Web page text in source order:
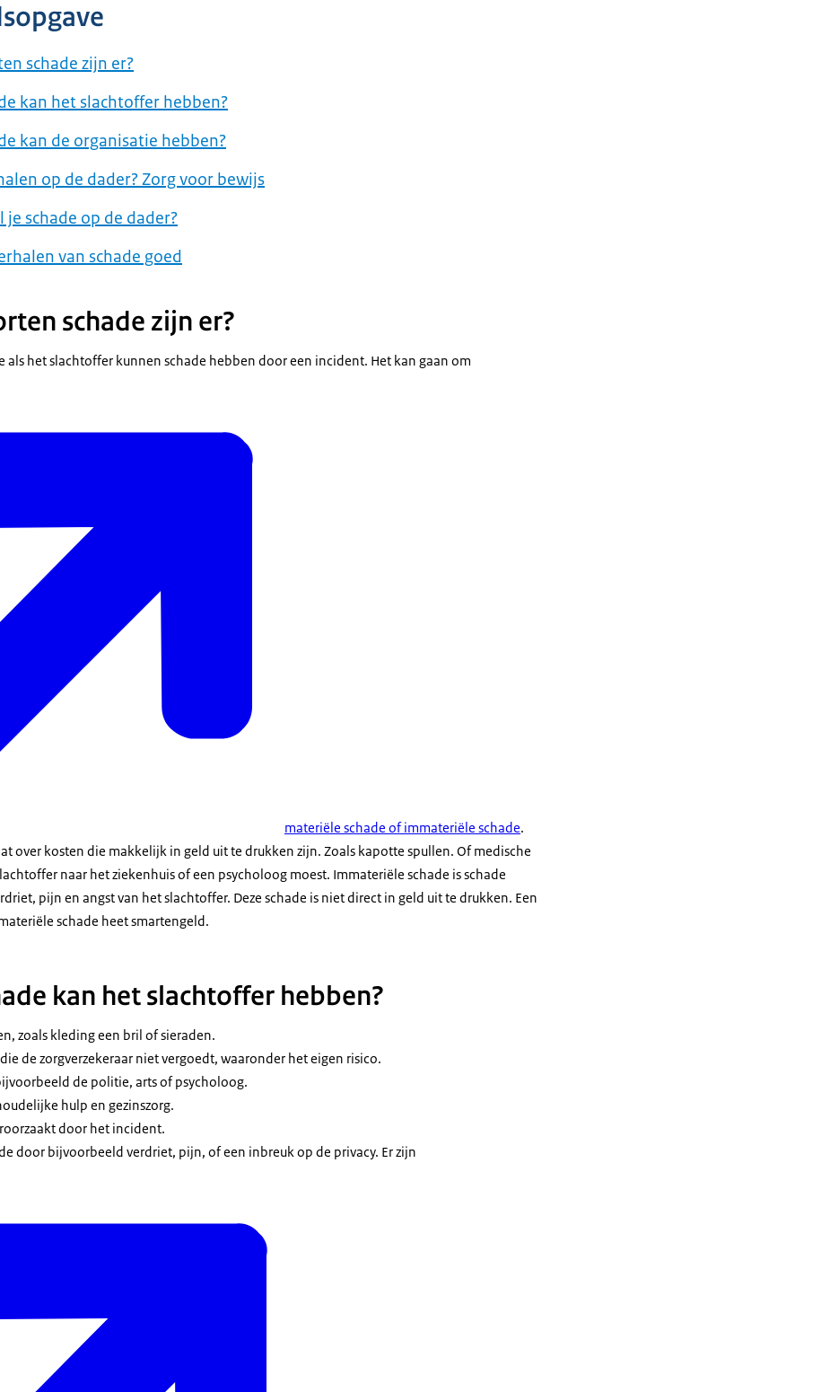
schade zijn er?
kan het slachtoffer hebben?
kan de organisatie hebben?
op de dader? Zorg voor bewijs
je schade op de dader?
van schade goed
schade zijn er?
als het slachtoffer kunnen schade hebben door een incident. Het kan gaan om
materiële schade of immateriële schade.
over kosten die makkelijk in geld uit te drukken zijn. Zoals kapotte spullen. Of medische
naar het ziekenhuis of een psycholoog moest. Immateriële schade is schade
pijn en angst van het slachtoffer. Deze schade is niet direct in geld uit te drukken. Een
schade heet smartengeld.
kan het slachtoffer hebben?
zoals kleding een bril of sieraden.
de zorgverzekeraar niet vergoedt, waaronder het eigen risico.
de politie, arts of psycholoog.
hulp en gezinszorg.
door het incident.
door bijvoorbeeld verdriet, pijn, of een inbreuk op de privacy. Er zijn